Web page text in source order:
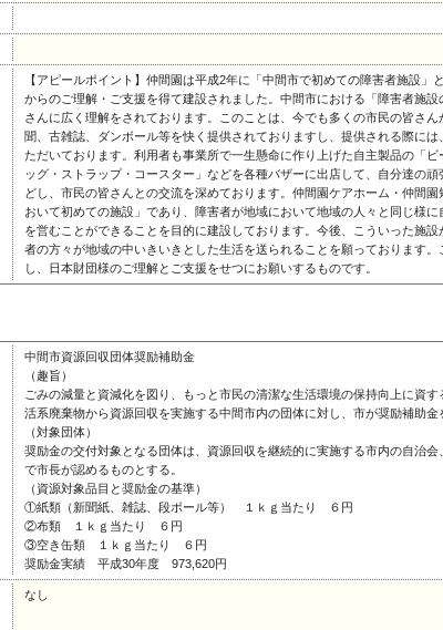
【アピールポイント】仲間園は平成2年に「中間市で初めての障害者施設」
からのご理解・ご支援を得て建設されました。中間市における「障害者施
さんに広く理解をされております。このことは、今でも多くの市民の皆さ
聞、古雑誌、ダンボール等を快く提供されておりますし、提供される際に
ただいております。利用者も事業所で一生懸命に作り上げた自主製品の「
ッグ・ストラップ・コースター」などを各種バザーに出店して、自分達の
どし、市民の皆さんとの交流を深めております。仲間園ケアホーム・仲間
おいて初めての施設」であり、障害者が地域において地域の人々と同じ様
を営むことができることを目的に建設しております。今後、こういった施
者の方々が地域の中いきいきとした生活を送られることを願っております
し、日本財団様のご理解とご支援をせつにお願いするものです。
中間市資源回収団体奨励補助金
（趣旨）
ごみの減量と資減化を図り、もっと市民の清潔な生活環境の保持向上に資
活系廃棄物から資源回収を実施する中間市内の団体に対し、市が奨励補助
（対象団体）
奨励金の交付対象となる団体は、資源回収を継続的に実施する市内の自治
で市長が認めるものとする。
（資源対象品目と奨励金の基準）
①紙類（新聞紙、雑誌、段ボール等） １ｋｇ当たり ６円
②布類 １ｋｇ当たり ６円
③空き缶類 １ｋｇ当たり ６円
奨励金実績 平成30年度 973,620円
なし